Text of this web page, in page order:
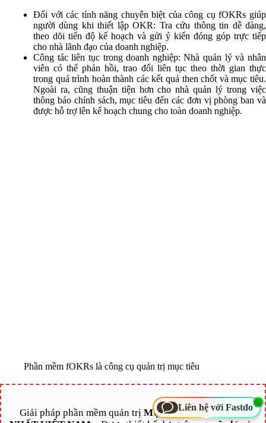
Đối với các tính năng chuyên biệt của công cụ fOKRs giúp
người dùng khi thiết lập OKR: Tra cứu thông tin dễ dàng,
theo dõi tiến độ kế hoạch và gửi ý kiến đóng góp trực tiếp
cho nhà lãnh đạo của doanh nghiệp.
Công tác liên tục trong doanh nghiệp: Nhà quản lý và nhân
viên có thể phản hồi, trao đổi liên tục theo thời gian thực
trong quá trình hoàn thành các kết quả then chốt và mục tiêu.
Ngoài ra, cũng thuận tiện hơn cho nhà quản lý trong việc
thông báo chính sách, mục tiêu đến các đơn vị phòng ban và
được hỗ trợ lên kế hoạch chung cho toàn doanh nghiệp.
Phần mềm fOKRs là công cụ quản trị mục tiêu
Giải pháp phần mềm quản trị MỤC TIÊU OKRs TỐT
Liên hệ với Fastdo